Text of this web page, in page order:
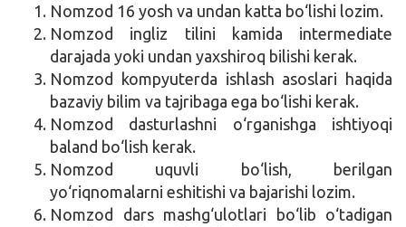
Nomzod 16 yosh va undan katta bo‘lishi lozim.
Nomzod ingliz tilini kamida intermediate
darajada yoki undan yaxshiroq bilishi kerak.
Nomzod kompyuterda ishlash asoslari haqida
bazaviy bilim va tajribaga ega bo‘lishi kerak.
Nomzod dasturlashni o‘rganishga ishtiyoqi
baland bo‘lish kerak.
Nomzod uquvli bo‘lish, berilgan
yo‘riqnomalarni eshitishi va bajarishi lozim.
Nomzod dars mashg‘ulotlari bo‘lib o‘tadigan